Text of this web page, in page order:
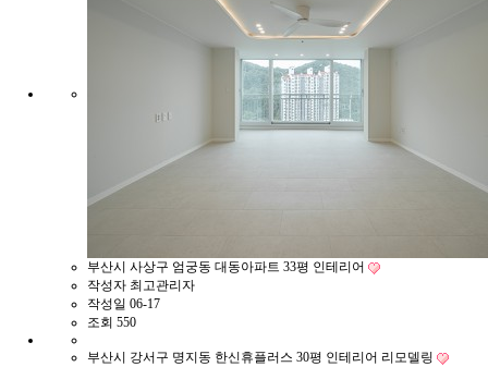
부산시 사상구 엄궁동 대동아파트 33평 인테리어
작성자 최고관리자
작성일 06-17
조회 550
부산시 강서구 명지동 한신휴플러스 30평 인테리어 리모델링